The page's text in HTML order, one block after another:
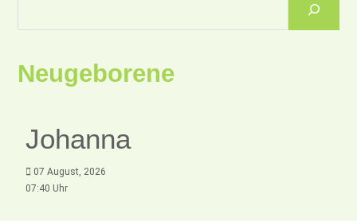
Neugeborene
Johanna
07 August, 2026
07:40 Uhr